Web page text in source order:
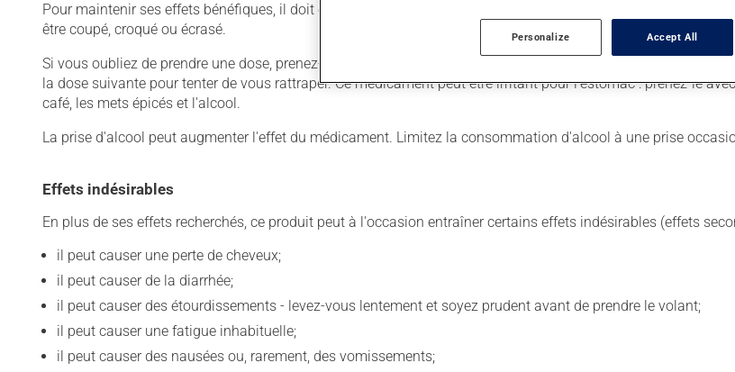
Pour maintenir ses effets bénéfiques, il doit être utilisé de façon régulière et continue. Assurez-vous de ne
être coupé, croqué ou écrasé.
Si vous oubliez de prendre une dose, prenez-la dès que vous y pensez. S'il est presque l'heure de votre
la dose suivante pour tenter de vous rattraper. Ce médicament peut être irritant pour l'estomac : prenez-le
café, les mets épicés et l'alcool.
La prise d'alcool peut augmenter l'effet du médicament. Limitez la consommation d'alcool à une prise
Effets indésirables
En plus de ses effets recherchés, ce produit peut à l'occasion entraîner certains effets indésirables (effets
il peut causer une perte de cheveux;
il peut causer de la diarrhée;
il peut causer des étourdissements - levez-vous lentement et soyez prudent avant de prendre le volant;
il peut causer une fatigue inhabituelle;
il peut causer des nausées ou, rarement, des vomissements;
Personalize Accept All